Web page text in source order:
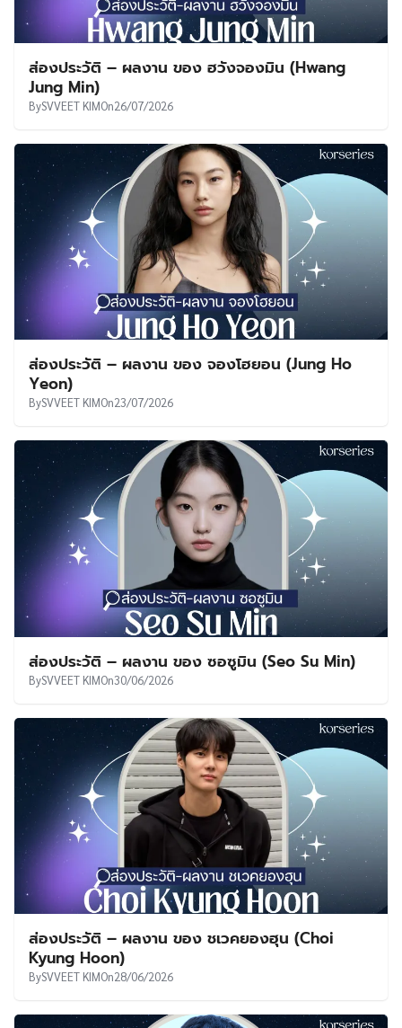
ส่องประวัติ – ผลงาน ของ ฮวังจองมิน (Hwang
Jung Min)
BySVVEET KIMOn26/07/2026
ส่องประวัติ – ผลงาน ของ จองโฮยอน (Jung Ho
Yeon)
BySVVEET KIMOn23/07/2026
ส่องประวัติ – ผลงาน ของ ซอซูมิน (Seo Su Min)
BySVVEET KIMOn30/06/2026
ส่องประวัติ – ผลงาน ของ ชเวคยองฮุน (Choi
Kyung Hoon)
BySVVEET KIMOn28/06/2026